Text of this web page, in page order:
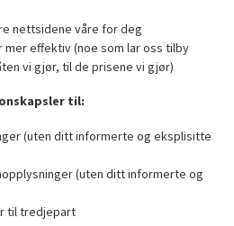
nettsidene våre for deg
effektiv (noe som lar oss tilby
vi gjør, til de prisene vi gjør)
til:
(uten ditt informerte og eksplisitte
(uten ditt informerte og
til tredjepart